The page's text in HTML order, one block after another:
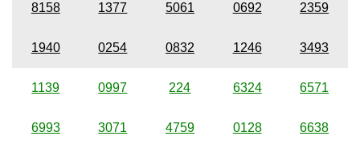
8158 1377 5061 0692 2359
1940 0254 0832 1246 3493
1139 0997 224 6324 6571
6993 3071 4759 0128 6638